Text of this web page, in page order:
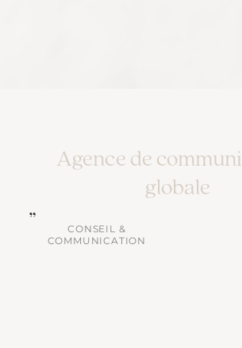
Agence de
globale
CONSEIL &
COMMUNICATION